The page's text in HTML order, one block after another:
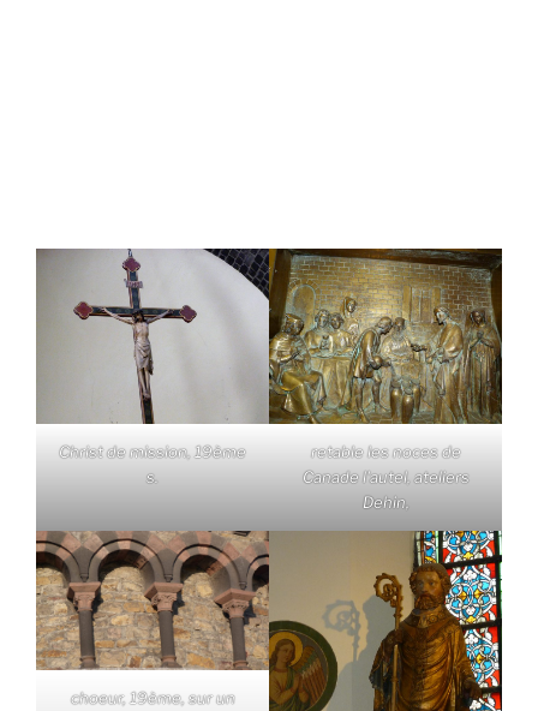
Christ de mission, 19ème
s.
retable les noces de
Canade l'autel, ateliers
Dehin,
choeur, 19ème, sur un